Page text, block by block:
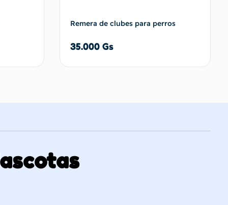
Remera de clubes para perros
35.000 Gs